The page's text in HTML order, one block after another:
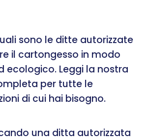
sono le ditte autorizzate
il cartongesso in modo
ecologico. Leggi la nostra
per tutte le
di cui hai bisogno.
una ditta autorizzata